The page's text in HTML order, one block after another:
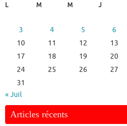
L
M M J
3
4 5 6
10
11 12 13
17
18 19 20
24
25 26 27
31
« Juil
Articles récents